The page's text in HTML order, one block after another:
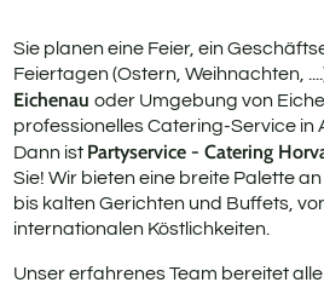
Sie planen eine Feier, ein
Feiertagen (Ostern, Weihnachten,
Eichenauoder Umgebung von
professionelles Catering-Service in
Dann ist Partyservice - Catering
Sie! Wir bieten eine breite Palette
bis kalten Gerichten und Buffets,
internationalen Köstlichkeiten.
Unser erfahrenes Team bereitet